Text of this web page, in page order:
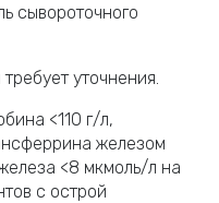
сывороточного
уточнения.
<110 г/л,
железом
<8 мкмоль/л на
с острой